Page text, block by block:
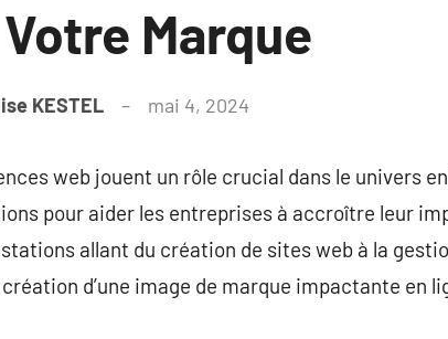
Marque
KESTEL mai 4, 2024
web jouent un rôle crucial dans le univers
pour aider les entreprises à accroître leur
allant du création de sites web à la
d’une image de marque impactante en